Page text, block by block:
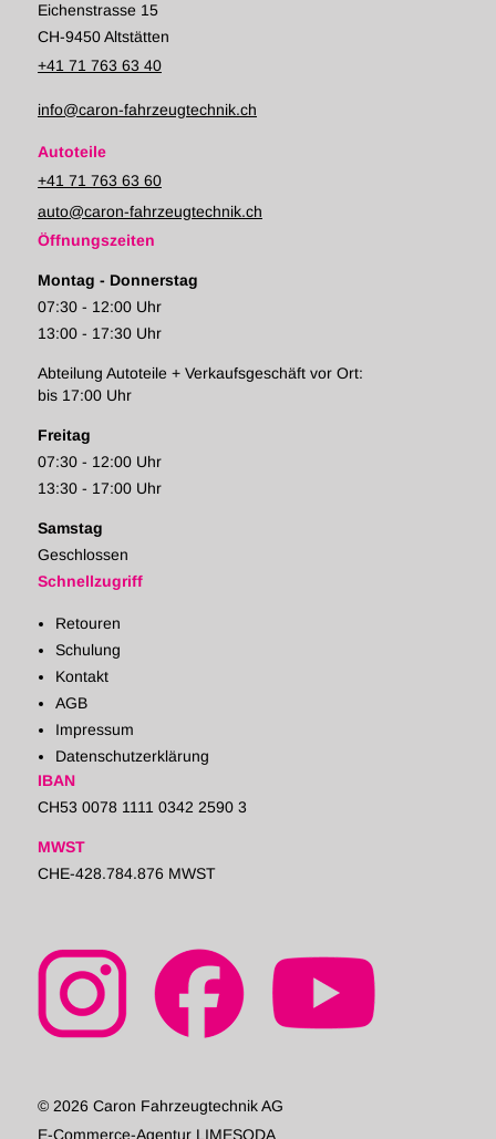
Eichenstrasse 15
CH-9450 Altstätten
+41 71 763 63 40
info@caron-fahrzeugtechnik.ch
Autoteile
+41 71 763 63 60
auto@caron-fahrzeugtechnik.ch
Öffnungszeiten
Montag - Donnerstag
07:30 - 12:00 Uhr
13:00 - 17:30 Uhr
Abteilung Autoteile + Verkaufsgeschäft vor Ort:
bis 17:00 Uhr
Freitag
07:30 - 12:00 Uhr
13:30 - 17:00 Uhr
Samstag
Geschlossen
Schnellzugriff
Retouren
Schulung
Kontakt
AGB
Impressum
Datenschutzerklärung
IBAN
CH53 0078 1111 0342 2590 3
MWST
CHE-428.784.876 MWST
© 2026 Caron Fahrzeugtechnik AG
E-Commerce-Agentur LIMESODA